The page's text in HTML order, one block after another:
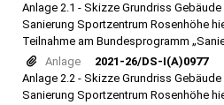
Anlage 2.1 - Skizze Grundriss
Sanierung Sportzentrum Rosenhöhe
Teilnahme am Bundesprogramm
Anlage
2021-26/DS-I(A)0977
Anlage 2.2 - Skizze Grundriss
Sanierung Sportzentrum Rosenhöhe